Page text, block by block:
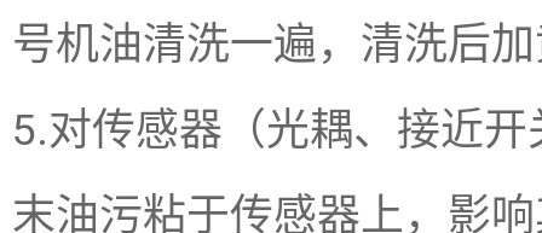
号机油清洗一遍，清洗后
5.对传感器（光耦、接近
末油污粘于传感器上，影